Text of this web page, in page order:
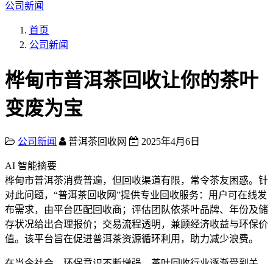
公司新闻
首页
公司新闻
桦甸市普洱茶回收让你的茶叶
变废为宝
公司新闻 普洱茶回收网 2025年4月6日
AI 智能摘要
桦甸市普洱茶消费普遍，但回收渠道有限，常令茶友困惑。针
对此问题，“普洱茶回收网”提供专业回收服务：用户可在线发
布需求，由平台匹配回收商；评估团队依茶叶品牌、年份及储
存状况给出合理报价；交易流程透明，兼顾经济收益与环保价
值。该平台旨在促进普洱茶资源循环利用，助力减少浪费。